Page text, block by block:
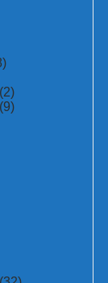
(2)
(9)